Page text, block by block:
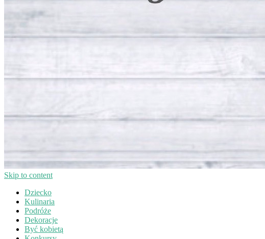
Skip to content
Dziecko
Kulinaria
Podróże
Dekoracje
Być kobietą